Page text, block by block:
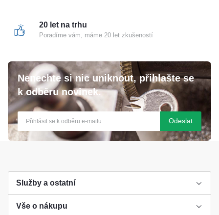
20 let na trhu
Poradíme vám, máme 20 let zkušeností
Nenechte si nic uniknout, přihlašte se
k odběru novinek.
Odeslat
Služby a ostatní
Výroba klíče
Vše o nákupu